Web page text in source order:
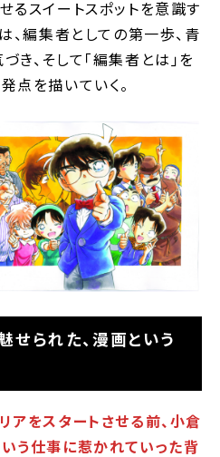
るスイートスポットを意識す
、編集者としての第一歩、青
き、そして｢編集者とは｣を
点を描いていく。
せられた、漫画という
をスタートさせる前、小倉
う仕事に惹かれていった背